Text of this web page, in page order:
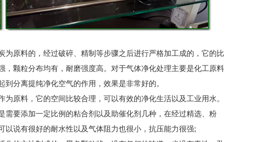
为原料的，经过破碎、精制等步骤之后进行严格加工成的，它的比
颗粒分布均有，耐磨强度高。对于气体净化处理主要是化工原料
分离提纯净化空气的作用，效果是非常好的。
为原料，它的空间比较合理，可以有效的净化生活以及工业用水。
需要添加一定比例的粘合剂以及助催化剂几种，在经过精选、粉
说有很好的耐水性以及气体阻力也很小，抗压能力很强;